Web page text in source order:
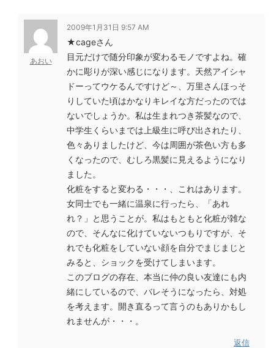
あおい
2009年1月31日 9:57 AM
★cageさん
目元だけで随分印象が変わるモノですよね。確
かに彫りが深い感じになります。天然アイシャ
ドーってウケるんですけど～、万里さんほっそ
りしていた頃はかなりキレイな方だったのでは
ないでしょうか。私は生まれつき茶髪なので、
中学生くらいまでは上級生に呼び出されたり、
色々ありましたけど、今は周囲が茶色い方も多
くなったので、むしろ黒髪に見えるようになり
ました。
化粧をすると変わる・・・、これはあります。
女同士でも一緒に温泉に行ったら、「あれ
れ？」と思うことが。私はもともと化粧が雑な
ので、そんなに化けていないつもりですが、そ
れでも化粧をしていない顔を自分でまじまじと
みると、ショックを受けてしまいます。
このブログの存在、本当に仲の良い友達にも内
緒にしているので、バレそうになったら、対処
を考えます。開き直るって言うのもありかもし
れませんが・・・。
返信